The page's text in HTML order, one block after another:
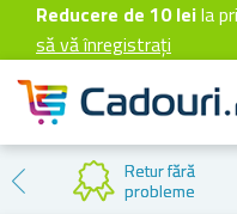
Reducere de 10 leila
să vă înregistrați